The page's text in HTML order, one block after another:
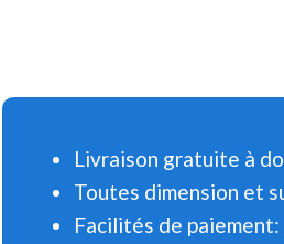
Livraison gratuite à
Toutes dimension et
Facilités de